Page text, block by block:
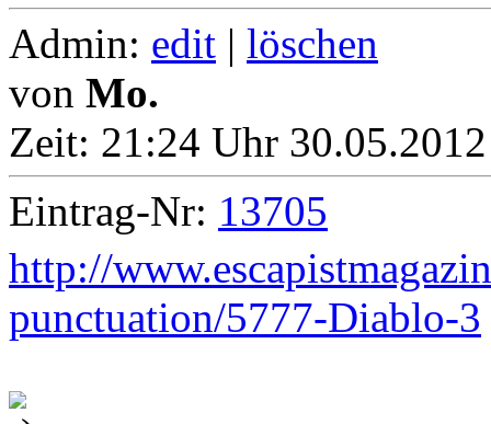
Admin: edit | löschen
von Mo.
Zeit: 21:24 Uhr
Eintrag-Nr: 13705
http://
punctuation/5777-Diablo-3